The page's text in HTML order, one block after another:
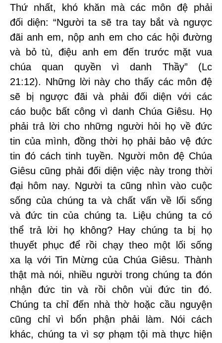
Thứ nhất, khó khăn mà các môn đệ phải
đối diện: “Người ta sẽ tra tay bắt và ngược
đãi anh em, nộp anh em cho các hội đường
và bỏ tù, điệu anh em đến trước mặt vua
chúa quan quyền vì danh Thầy” (Lc
21:12). Những lời này cho thấy các môn đệ
sẽ bị ngược đãi và phải đối diện với các
cáo buộc bất công vì danh Chúa Giêsu. Họ
phải trả lời cho những người hỏi họ về đức
tin của mình, đồng thời họ phải bảo vệ đức
tin đó cách tinh tuyền. Người môn đệ Chúa
Giêsu cũng phải đối diện việc này trong thời
đại hôm nay. Người ta cũng nhìn vào cuộc
sống của chúng ta và chất vấn về lối sống
và đức tin của chúng ta. Liệu chúng ta có
thể trả lời họ không? Hay chúng ta bị họ
thuyết phục để rồi chạy theo một lối sống
xa lạ với Tin Mừng của Chúa Giêsu. Thành
thật mà nói, nhiều người trong chúng ta đón
nhận đức tin và rồi chôn vùi đức tin đó.
Chúng ta chỉ đến nhà thờ hoặc cầu nguyện
cũng chỉ vì bổn phận phải làm. Nói cách
khác, chúng ta vì sợ phạm tội mà thực hiện